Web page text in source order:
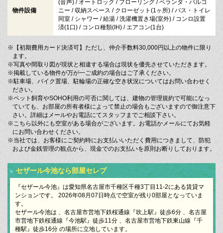
物件設備
(音声) / オートロック / フローリング / ベランダ・バルコ
ニー / 収納スペース / クローゼット(1ヶ所) / バス・トイレ
同室 / シャワー / 給湯 / 洗濯機置き場(室外) / コンロ設置
済(1口) / コンロ種類(IH) / エアコン(1台)
※【初期費用カード決済可】ただし、仲介手数料30,000円以上の物件に限り
ます。
※写真や間取り図が現状と相違する場合は現状を優先させていただきます。
※掲載している物件が万が一ご成約の場合はご了承ください。
※駐車場、バイク置場、駐輪場の正確な空き状況についてはお問い合わせく
ださい。
※ペット飼育やSOHO利用の可否に関しては、建物の管理規約で可能になっ
ていても、お部屋の所有者様によって禁止の場合もございますので御注意下
さい。詳細はメールやお電話にてスタッフまでご相談下さい。
※こちら以外にも空室がある場合がございます。お電話かメールにてお気軽
にお問い合わせください。
※当社では、お客様にご契約時にお支払いいただく費用につきまして、防犯
および金銭管理の観点から、現金でのお支払いを原則お断りしております。
セザール今池なら部屋セレブ
『セザール今池』は愛知県名古屋市千種区千種3丁目11-2にある賃貸マ
ンションです。 2026年08月07日時点で空室が残り0部屋となっていま
す。
セザール今池は 、名古屋市営地下鉄桜通線『吹上駅』徒歩6分 、名古屋
市営地下鉄桜通線『今池駅』徒歩11分 、名古屋市営地下鉄東山線『千
種駅』徒歩16分 の場所に立地しています。